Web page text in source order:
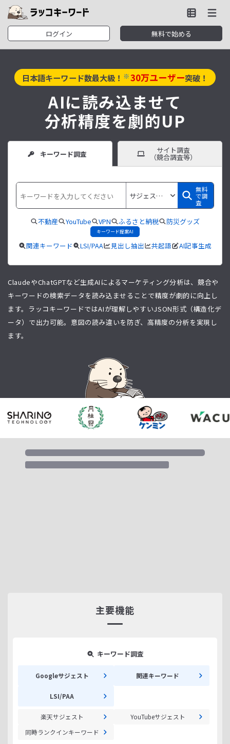
ログイン 無料で始める
日本語キーワード数最大級！ ※30万ユーザー突破！
AIに読み込ませて
分析精度を劇的UP
キーワード調査 サイト調査
（競合調査等）
無料
で調
査
不動産 YouTube VPN ふるさと納税 防災グッズ
キーワード提案AI
関連キーワード LSI/PAA 見出し抽出 共起語 AI記事生成
ClaudeやChatGPTなど生成AIによるマーケティング分析は、競合や
キーワードの検索データを読み込ませることで精度が劇的に向上し
ます。ラッコキーワードではAIが理解しやすいJSON形式（構造化デ
ータ）で出力可能。意図の読み違いを防ぎ、高精度の分析を実現し
ます。
主要機能
キーワード調査
Googleサジェスト 関連キーワード
LSI/PAA
楽天サジェスト
YouTubeサジェスト
同時ランクインキーワード